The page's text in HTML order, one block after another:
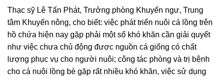
Thạc sỹ Lê Tấn Phát, Trưởng phòng Khuyến ngư, Trung
tâm Khuyến nông, cho biết: việc phát triển nuôi cá lồng trên
hồ chứa hiện nay gặp phải một số khó khăn cần giải quyết
như việc chưa chủ động được nguồn cá giống có chất
lượng phục vụ cho người nuôi; công tác phòng và trị bệnh
cho cá nuôi lồng bè gặp rất nhiều khó khăn, việc sử dụng